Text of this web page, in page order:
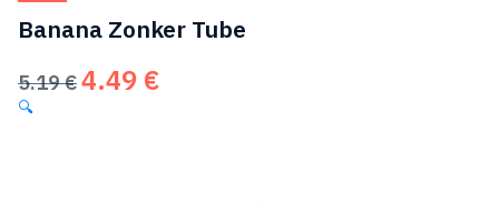
Banana Zonker Tube
5.19€Det
4.49 €
🔍